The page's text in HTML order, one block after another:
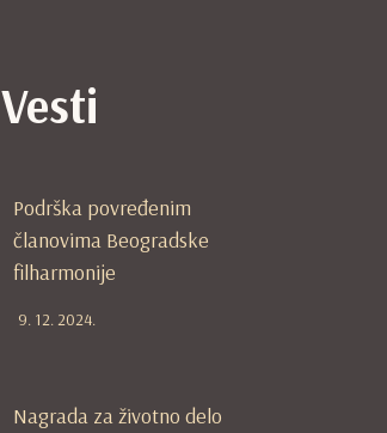
Vesti
Podrška povređenim
članovima Beogradske
filharmonije
9. 12. 2024.
Nagrada za životno delo